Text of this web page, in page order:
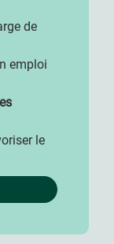
de
emploi
le